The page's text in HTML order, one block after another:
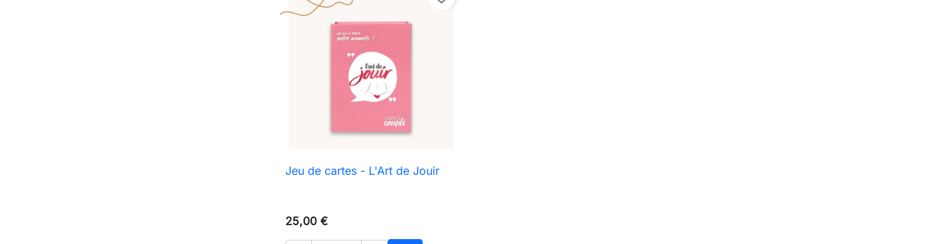
 Vorschau
Jeu de cartes - L'Art de Jouir
25,00 €